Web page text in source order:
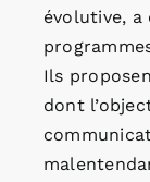
évolutive, a
Ils
dont